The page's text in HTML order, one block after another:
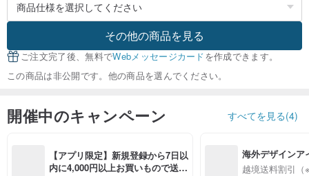
その他の商品を見る
ご注文完了後、無料でWebメッセージカードを作成できます。
この商品は非公開です。他の商品を選んでください。
開催中のキャンペーン すべてを見る(4)
【アプリ限定】新規登録から7日以
内に4,000円以上お買いもので送料
海外デザインア
入
越境送料割引（